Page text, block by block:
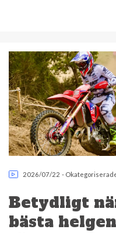
2026/07/22 -
Betydligt
bästa